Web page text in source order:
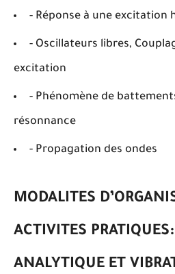
- Réponse à une excitation
- Oscillateurs libres,
excitation
- Phénomène de
résonnance
- Propagation des ondes
MODALITES
ACTIVITES
ANALYTIQUE ET